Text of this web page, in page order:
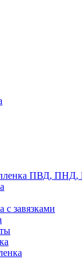
пленка ПВД,
завязками